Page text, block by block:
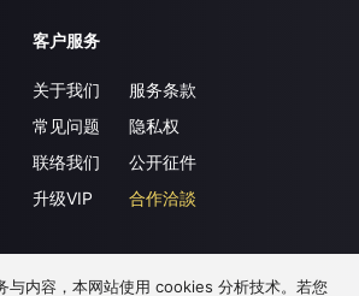
客户服务
关于我们
常见问题
联络我们
升级VIP
服务条款
隐私权
公开征件
合作洽談
与内容，本网站使用 cookies 分析技术。若您